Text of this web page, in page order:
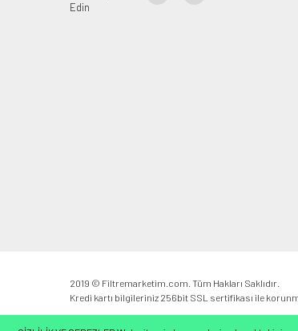
Edin
2019 © Filtremarketim.com. Tüm Hakları Saklıdır.
Kredi kartı bilgileriniz 256bit SSL sertifikası ile